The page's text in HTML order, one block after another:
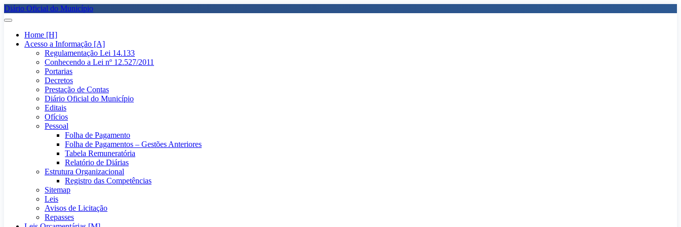
Diário Oficial do Município
Home [H]
Acesso a Informação [A]
Regulamentação Lei 14.133
Conhecendo a Lei nº 12.527/2011
Portarias
Decretos
Prestação de Contas
Diário Oficial do Município
Editais
Ofícios
Pessoal
Folha de Pagamento
Folha de Pagamentos – Gestões Anteriores
Tabela Remuneratória
Relatório de Diárias
Estrutura Organizacional
Registro das Competências
Sitemap
Leis
Avisos de Licitação
Repasses